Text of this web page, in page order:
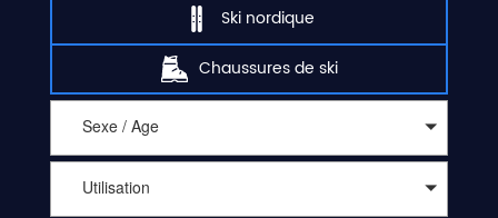
Ski nordique
Chaussures de ski
Sexe / Age
Utilisation